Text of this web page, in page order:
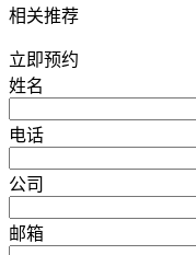
相关推荐
立即预约
姓名
电话
公司
邮箱